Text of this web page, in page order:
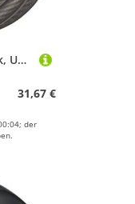
BELL Watchdog Kabel Lock, Unisex, schwarz
31,67 €
der